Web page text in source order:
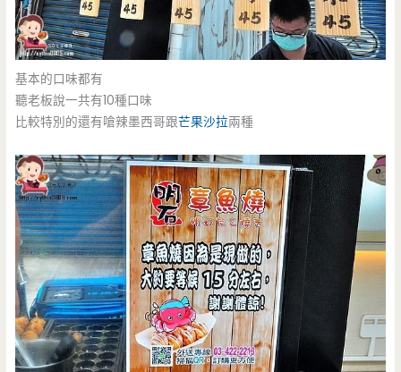
基本的口味都有
聽老板說一共有10種口味
比較特別的還有嗆辣墨西哥跟芒果沙拉兩種